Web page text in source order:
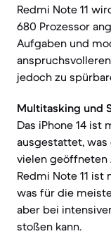
Redmi Note 11
680 Prozessor
Aufgaben und
jedoch zu
Multitasking und
Das iPhone 14 ist
ausgestattet,
vielen geöffneten
Redmi Note 11 ist
was für die
aber bei
stoßen kann.